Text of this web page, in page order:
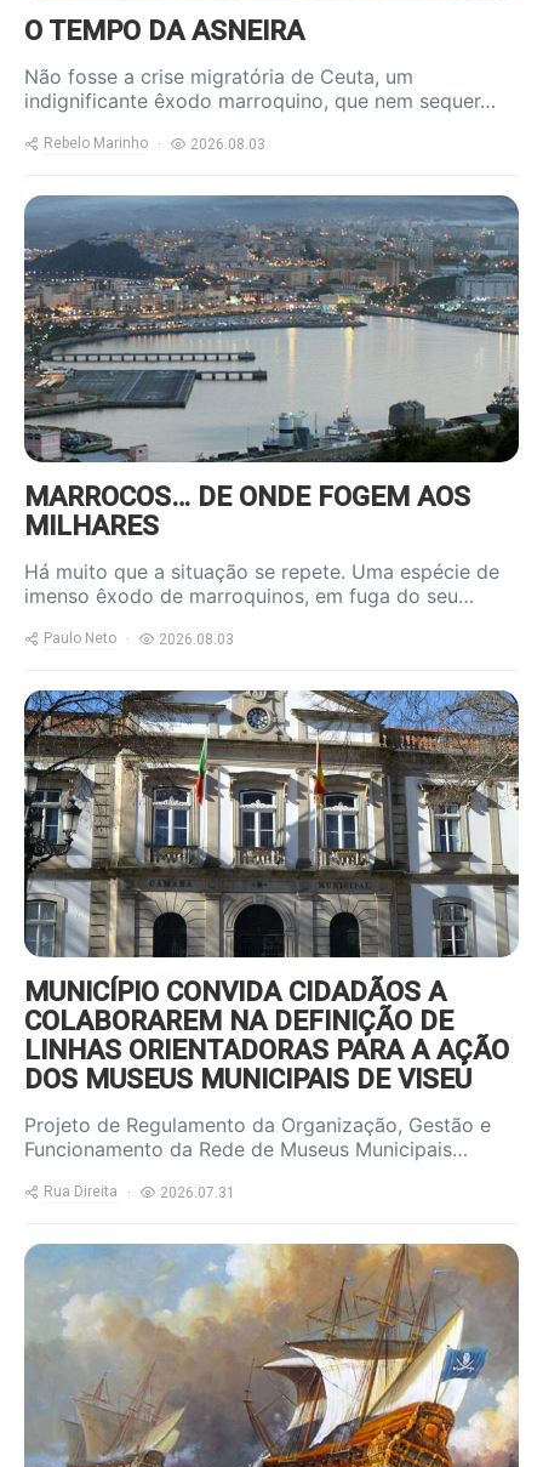
O TEMPO DA ASNEIRA
Não fosse a crise migratória de Ceuta, um
indignificante êxodo marroquino, que nem sequer…
Rebelo Marinho 2026.08.03
https://www.ruadireita.pt/wp-
content/uploads/2026/08/ceuta-
800x600.jpg
MARROCOS… DE ONDE FOGEM AOS
MILHARES
Há muito que a situação se repete. Uma espécie de
imenso êxodo de marroquinos, em fuga do seu…
Paulo Neto 2026.08.03
https://www.ruadireita.pt/wp-
content/uploads/2026/01/cmviseu-
800x600.jpg
MUNICÍPIO CONVIDA CIDADÃOS A
COLABORAREM NA DEFINIÇÃO DE
LINHAS ORIENTADORAS PARA A AÇÃO
DOS MUSEUS MUNICIPAIS DE VISEU
Projeto de Regulamento da Organização, Gestão e
Funcionamento da Rede de Museus Municipais…
Rua Direita 2026.07.31
https://www.ruadireita.pt/wp-
content/uploads/2026/07/nau-
800x600.jpg